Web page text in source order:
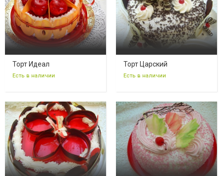
Торт Идеал
Есть в наличии
Торт Царский
Есть в наличии